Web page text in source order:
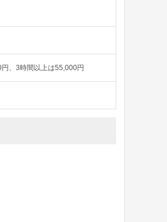
、3時間以上は55,000円